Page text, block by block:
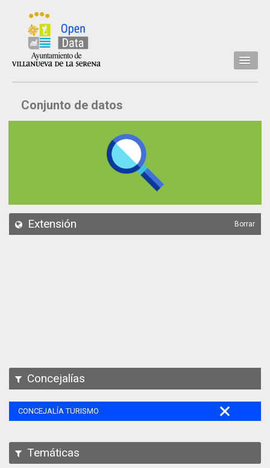
Inicio
Datos
API
Conjunto de datos
Extensión Borrar
Concejalías
CONCEJALÍA TURISMO
Temáticas